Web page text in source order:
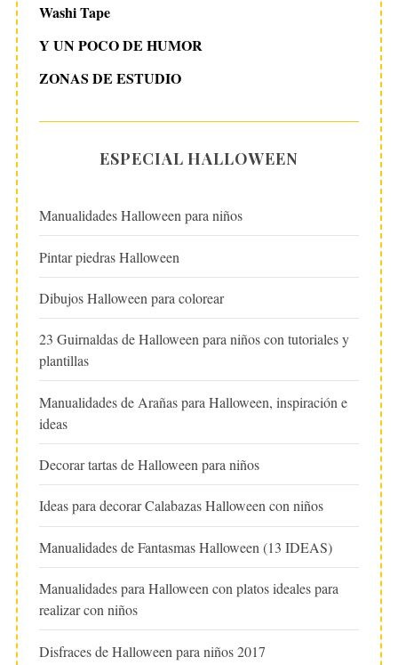
Washi Tape
Y UN POCO DE HUMOR
ZONAS DE ESTUDIO
ESPECIAL HALLOWEEN
Manualidades Halloween para niños
Pintar piedras Halloween
Dibujos Halloween para colorear
23 Guirnaldas de Halloween para niños con tutoriales y
plantillas
Manualidades de Arañas para Halloween, inspiración e
ideas
Decorar tartas de Halloween para niños
Ideas para decorar Calabazas Halloween con niños
Manualidades de Fantasmas Halloween (13 IDEAS)
Manualidades para Halloween con platos ideales para
realizar con niños
Disfraces de Halloween para niños 2017